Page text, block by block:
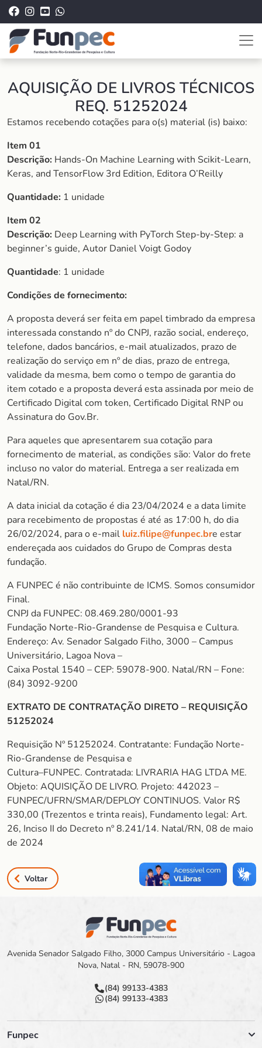
AQUISIÇÃO DE LIVROS TÉCNICOS
REQ. 51252024
Estamos recebendo cotações para o(s) material (is) baixo:
Item 01
Descrição: Hands-On Machine Learning with Scikit-Learn,
Keras, and TensorFlow 3rd Edition, Editora O’Reilly
Quantidade: 1 unidade
Item 02
Descrição: Deep Learning with PyTorch Step-by-Step: a
beginner’s guide, Autor Daniel Voigt Godoy
Quantidade: 1 unidade
Condições de fornecimento:
A proposta deverá ser feita em papel timbrado da empresa
interessada constando nº do CNPJ, razão social, endereço,
telefone, dados bancários, e-mail atualizados, prazo de
realização do serviço em nº de dias, prazo de entrega,
validade da mesma, bem como o tempo de garantia do
item cotado e a proposta deverá esta assinada por meio de
Certificado Digital com token, Certificado Digital RNP ou
Assinatura do Gov.Br.
Para aqueles que apresentarem sua cotação para
fornecimento de material, as condições são: Valor do frete
incluso no valor do material. Entrega a ser realizada em
Natal/RN.
A data inicial da cotação é dia 23/04/2024 e a data limite
para recebimento de propostas é até as 17:00 h, do dia
26/02/2024, para o e-mail luiz.filipe@funpec.bre estar
endereçada aos cuidados do Grupo de Compras desta
fundação.
A FUNPEC é não contribuinte de ICMS. Somos consumidor
Final.
CNPJ da FUNPEC: 08.469.280/0001-93
Fundação Norte-Rio-Grandense de Pesquisa e Cultura.
Endereço: Av. Senador Salgado Filho, 3000 – Campus
Universitário, Lagoa Nova –
Caixa Postal 1540 – CEP: 59078-900. Natal/RN – Fone:
(84) 3092-9200
EXTRATO DE CONTRATAÇÃO DIRETO – REQUISIÇÃO
51252024
Requisição Nº 51252024. Contratante: Fundação Norte-
Rio-Grandense de Pesquisa e
Cultura–FUNPEC. Contratada: LIVRARIA HAG LTDA ME.
Objeto: AQUISIÇÃO DE LIVRO. Projeto: 442023 –
FUNPEC/UFRN/SMAR/DEPLOY CONTINUOS. Valor R$
330,00 (Trezentos e trinta reais), Fundamento legal: Art.
26, Inciso II do Decreto nº 8.241/14. Natal/RN, 08 de maio
de 2024
Voltar
Avenida Senador Salgado Filho, 3000 Campus Universitário - Lagoa
Nova, Natal - RN, 59078-900
(84) 99133-4383
(84) 99133-4383
Funpec